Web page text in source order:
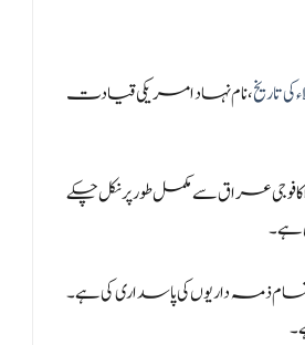
تاریخ، نام نہاد امریکی قیادت
تک تمام امریکی لڑاکا فوجی عراق سے مکمل طور پر نکل چکے
ہے۔
ذمہ داریوں کی پاسداری کی ہے۔